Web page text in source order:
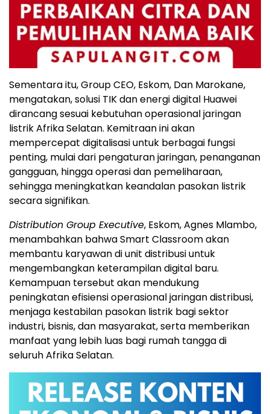
Sementara itu, Group CEO, Eskom, Dan Marokane,
mengatakan, solusi TIK dan energi digital Huawei
dirancang sesuai kebutuhan operasional jaringan
listrik Afrika Selatan. Kemitraan ini akan
mempercepat digitalisasi untuk berbagai fungsi
penting, mulai dari pengaturan jaringan, penanganan
gangguan, hingga operasi dan pemeliharaan,
sehingga meningkatkan keandalan pasokan listrik
secara signifikan.
Distribution Group Executive, Eskom, Agnes Mlambo,
menambahkan bahwa Smart Classroom akan
membantu karyawan di unit distribusi untuk
mengembangkan keterampilan digital baru.
Kemampuan tersebut akan mendukung
peningkatan efisiensi operasional jaringan distribusi,
menjaga kestabilan pasokan listrik bagi sektor
industri, bisnis, dan masyarakat, serta memberikan
manfaat yang lebih luas bagi rumah tangga di
seluruh Afrika Selatan.